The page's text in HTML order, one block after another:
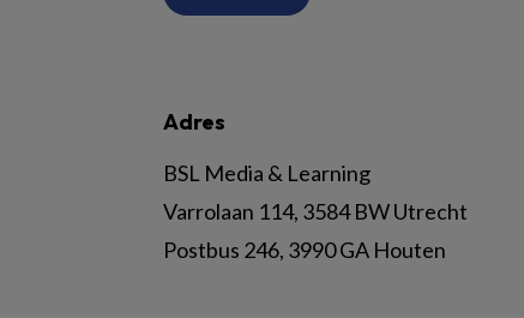
Adres
BSL Media & Learning
Varrolaan 114, 3584 BW Utrecht
Postbus 246, 3990 GA Houten